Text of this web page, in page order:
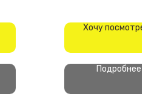
Хочу посмотреть
Подробнее